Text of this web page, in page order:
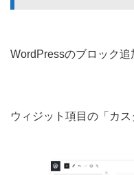
WordPressのブロック追
ウィジット項目の「カス